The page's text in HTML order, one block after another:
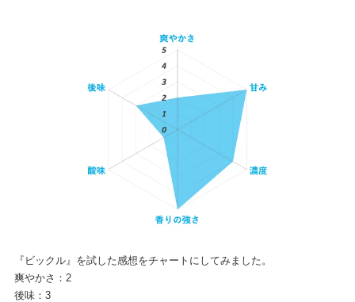
『ビックル』を試した感想をチャートにしてみました。
爽やかさ：2
後味：3